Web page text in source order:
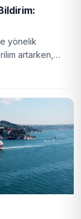
yönelik
artarken,